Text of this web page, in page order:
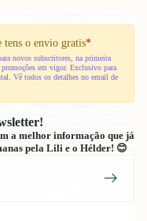
tens o envio gratis*
novos subscritores, na primeira
em vigor. Exclusivo para
Vê todos os detalhes no email de
a melhor informação que já
pela Lili e o Hélder! 😊